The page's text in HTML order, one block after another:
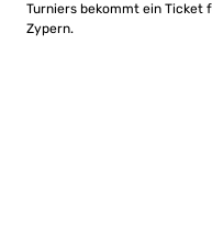
Turniers bekommt ein Ticket
Zypern.